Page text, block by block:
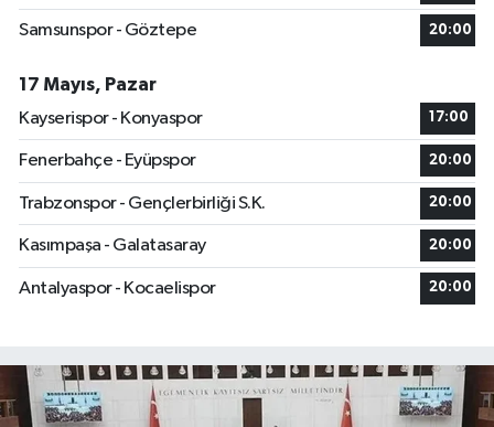
Samsunspor - Göztepe 20:00
17 Mayıs, Pazar
Kayserispor - Konyaspor
17:00
Fenerbahçe - Eyüpspor 20:00
Trabzonspor - Gençlerbirliği S.K. 20:00
Kasımpaşa - Galatasaray 20:00
Antalyaspor - Kocaelispor 20:00